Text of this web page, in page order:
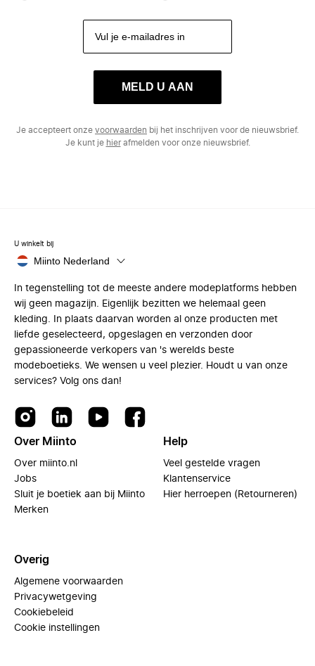
MELD U AAN
Je accepteert onze voorwaarden bij het inschrijven voor de nieuwsbrief.
Je kunt je hierafmelden voor onze nieuwsbrief.
U winkelt bij
Miinto Nederland
In tegenstelling tot de meeste andere modeplatforms hebben
wij geen magazijn. Eigenlijk bezitten we helemaal geen
kleding. In plaats daarvan worden al onze producten met
liefde geselecteerd, opgeslagen en verzonden door
gepassioneerde verkopers van 's werelds beste
modeboetieks. We wensen u veel plezier. Houdt u van onze
services? Volg ons dan!
Over Miinto
Over miinto.nl
Jobs
Sluit je boetiek aan bij Miinto
Merken
Help
Veel gestelde vragen
Klantenservice
Hier herroepen (Retourneren)
Overig
Algemene voorwaarden
Privacywetgeving
Cookiebeleid
Cookie instellingen